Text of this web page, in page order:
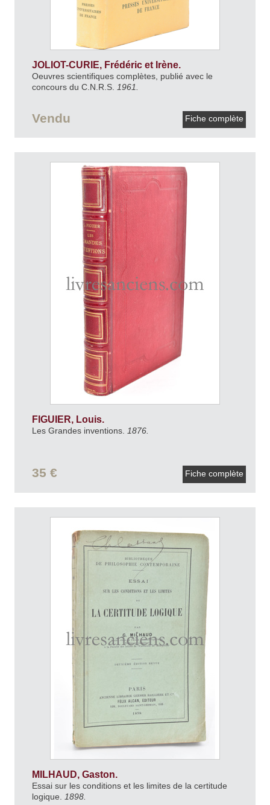
JOLIOT-CURIE, Frédéric et Irène.
Oeuvres scientifiques complètes, publié avec le
concours du C.N.R.S.
1961.
Vendu Fiche complète
FIGUIER, Louis.
Les Grandes inventions. 1876.
35 € Fiche complète
MILHAUD, Gaston.
Essai sur les conditions et les limites de la certitude
logique.
1898.